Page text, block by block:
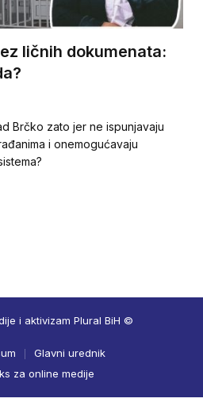
ličnih dokumenata:
Brčko zato jer ne ispunjavaju
i onemogućavaju
i aktivizam Plural BiH ©
Glavni urednik
za online medije